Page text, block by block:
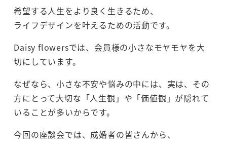
希望する人生をより良く生きるため、
ライフデザインを叶えるための活動です。
Daisy flowersでは、会員様の小さなモヤモヤを大
切にしています。
なぜなら、小さな不安や悩みの中には、実は、その
方にとって大切な「人生観」や「価値観」が隠れて
いることが多いからです。
今回の座談会では、成婚者の皆さんから、